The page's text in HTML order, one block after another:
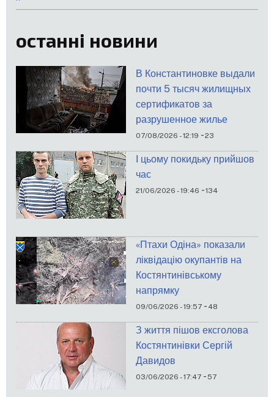
сторінка
останні новини
В Константиновке выдали
почти 5 тысяч жилищных
сертификатов за
разрушенное жилье
07/08/2026 - 12:19 -23
І цьому покидьку прийшов
час
21/06/2026 - 19:46 -134
«Птахи Одіна» показали
ліквідацію окупантів на
Костянтинівському
напрямку
09/06/2026 - 19:57 - 48
З життя пішов ексголова
Костянтинівки Сергій
Давидов
03/06/2026 - 17:47 -57